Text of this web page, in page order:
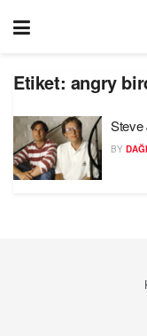
Etiket: angry
Steve
BY